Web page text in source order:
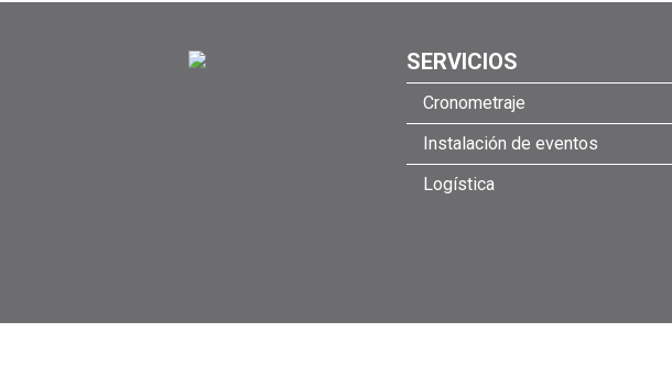
SERVICIOS
Cronometraje
Instalación de eventos
Logística